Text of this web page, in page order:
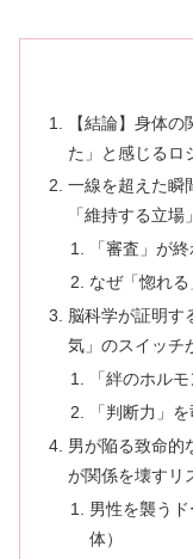
【結論】身体
た」と感じるロ
一線を超えた瞬
「維持する立場
「審査」が
なぜ「惚れ
脳科学が証明す
気」のスイッチ
「絆のホル
「判断力」
男が陥る致命的
が関係を壊すリ
男性を襲う
体）